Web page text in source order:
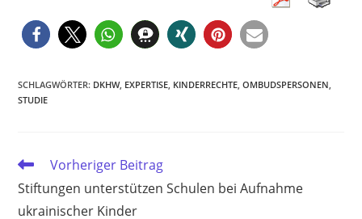
SCHLAGWÖRTER: DKHW, EXPERTISE KINDERRECHTE OMBUDSPERSONEN
STUDIE
Weitere
ansehen
Vorheriger Beitrag
Stiftungen unterstützen Schulen bei Aufnahme
ukrainischer Kinder